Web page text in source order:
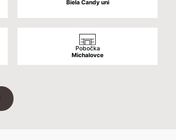
Biela Candy uni
Pobočka
Michalovce